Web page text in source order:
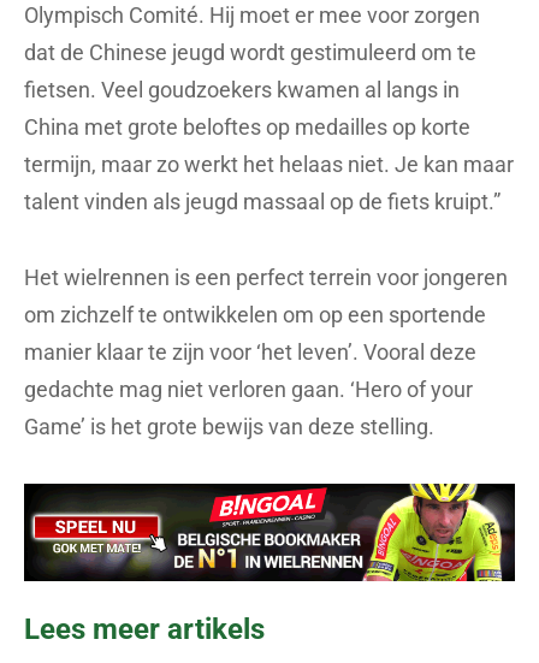
Olympisch Comité. Hij moet er mee voor zorgen
dat de Chinese jeugd wordt gestimuleerd om te
fietsen. Veel goudzoekers kwamen al langs in
China met grote beloftes op medailles op korte
termijn, maar zo werkt het helaas niet. Je kan maar
talent vinden als jeugd massaal op de fiets kruipt.”
Het wielrennen is een perfect terrein voor jongeren
om zichzelf te ontwikkelen om op een sportende
manier klaar te zijn voor ‘het leven’. Vooral deze
gedachte mag niet verloren gaan. ‘Hero of your
Game’ is het grote bewijs van deze stelling.
Lees meer artikels